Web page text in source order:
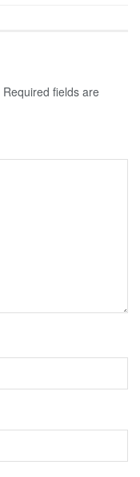
Required fields are